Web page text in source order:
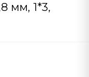
мм, 1*3,